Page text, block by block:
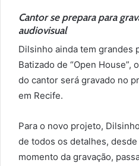
Cantor se prepara para
audiovisual
Dilsinho ainda tem grandes
Batizado de “Open
do cantor será gravado no
em Recife.
Para o novo projeto,
de todos os detalhes,
momento da gravação,